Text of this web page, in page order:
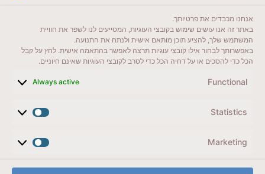
אנחנו מכבדים את פרטיותך.
באתר זה אנו עושים שימוש בקובצי העוגיות, המסייעים לנו לשפר את חוויית
המשתמש שלך, להציע תוכן מותאם אישית ולנתח את התנועה.
באפשרותך לבחור אילו קובצי עוגיות תרצה לאפשר בהתאמה אישית. לחץ על קבל
הכל כדי להסכים או על דחיה הכל כדי לסרב לקובצי העוגיות שאינם חיוניים.
Functional
Always active
Statistics
Marketing
ייעדים מומלצים
מדריכים ועזרים
לשליחת הודעת וואטסאפ
veyatsati.laolam@gmail.com